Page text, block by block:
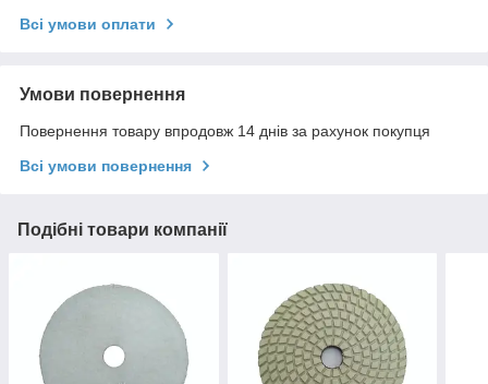
Всі умови оплати
Умови повернення
Повернення товару впродовж 14 днів за рахунок покупця
Всі умови повернення
Подібні товари компанії